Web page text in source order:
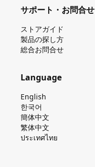
サポート・お問合せ
ストアガイド
製品の探し⽅
総合お問合せ
Language
English
한국어
簡体中文
繁体中文
ประเทศไทย